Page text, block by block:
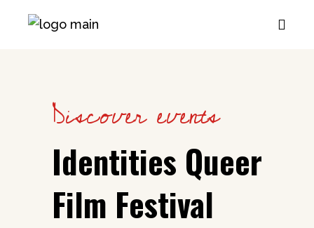
Discover events
Identities Queer
Film Festival